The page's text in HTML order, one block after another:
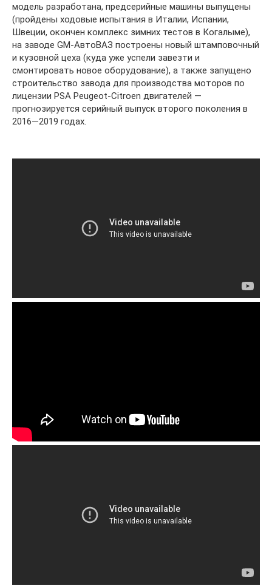
модель разработана, предсерийные машины выпущены
(пройдены ходовые испытания в Италии, Испании,
Швеции, окончен комплекс зимних тестов в Когалыме),
на заводе GM-АвтоВАЗ построены новый штамповочный
и кузовной цеха (куда уже успели завезти и
смонтировать новое оборудование), а также запущено
строительство завода для производства моторов по
лицензии PSA Peugeot-Citroen двигателей —
прогнозируется серийный выпуск второго поколения в
2016—2019 годах.